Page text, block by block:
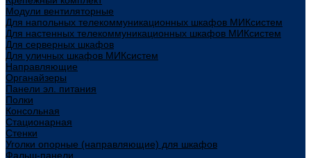
Модули вентиляторные
Для напольных телекоммуникационных шкафов МИКсистем
Для настенных телекоммуникационных шкафов МИКсистем
Для серверных шкафов
Для уличных шкафов МИКсистем
Направляющие
Органайзеры
Панели эл. питания
Полки
Консольная
Стационарная
Стенки
Уголки опорные (направляющие) для шкафов
Фальш-панели